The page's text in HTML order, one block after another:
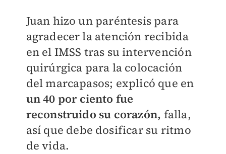
Juan hizo un paréntesis para
agradecer la atención recibida
en el IMSS tras su intervención
quirúrgica para la colocación
del marcapasos; explicó que en
un 40 por ciento fue
reconstruido su corazón, falla,
así que debe dosificar su ritmo
de vida.